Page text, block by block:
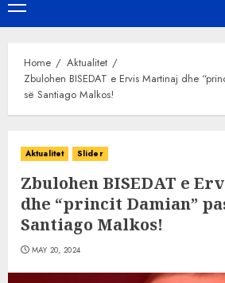
Primary
Menu
Home
Aktualitet
Zbulohen BISEDAT e Ervis Martinaj dhe
së Santiago Malkos!
Aktualitet Slider
Zbulohen BISEDAT e
dhe “princit Damian”
Santiago Malkos!
MAY 20, 2024